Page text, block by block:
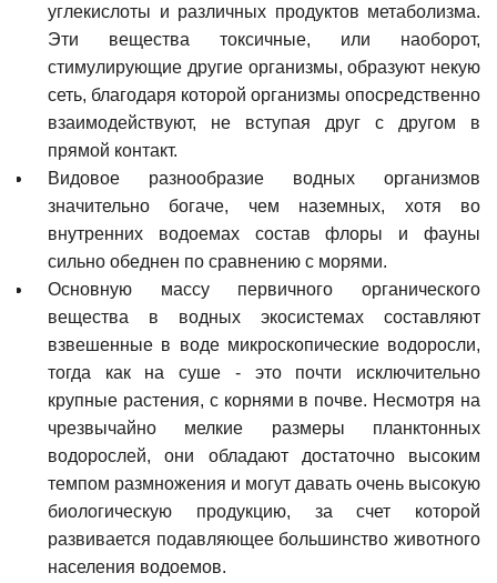
углекислоты и различных продуктов метаболизма.
Эти вещества токсичные, или наоборот,
стимулирующие другие организмы, образуют некую
сеть, благодаря которой организмы опосредственно
взаимодействуют, не вступая друг с другом в
прямой контакт.
Видовое разнообразие водных организмов
значительно богаче, чем наземных, хотя во
внутренних водоемах состав флоры и фауны
сильно обеднен по сравнению с морями.
Основную массу первичного органического
вещества в водных экосистемах составляют
взвешенные в воде микроскопические водоросли,
тогда как на суше - это почти исключительно
крупные растения, с корнями в почве. Несмотря на
чрезвычайно мелкие размеры планктонных
водорослей, они обладают достаточно высоким
темпом размножения и могут давать очень высокую
биологическую продукцию, за счет которой
развивается подавляющее большинство животного
населения водоемов.